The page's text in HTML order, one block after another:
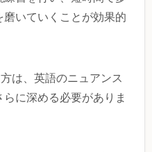
磨いていくことが効果的
は、英語のニュアンス
に深める必要がありま